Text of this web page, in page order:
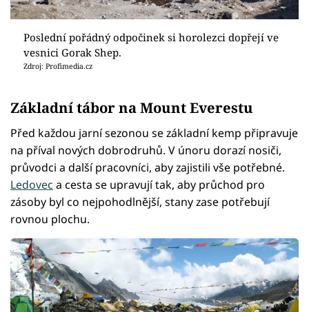
Poslední pořádný odpočinek si horolezci dopřejí ve
vesnici Gorak Shep.
Zdroj: Profimedia.cz
Základní tábor na Mount Everestu
Před každou jarní sezonou se základní kemp připravuje
na příval nových dobrodruhů. V únoru dorazí nosiči,
průvodci a další pracovníci, aby zajistili vše potřebné.
Ledovec a cesta se upravují tak, aby průchod pro
zásoby byl co nejpohodlnější, stany zase potřebují
rovnou plochu.